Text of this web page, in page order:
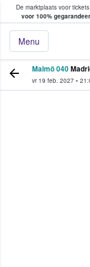
De marktplaats voor
voor 100%
Menu
tickets
Malmö 040
vr 19 feb. 2027 •